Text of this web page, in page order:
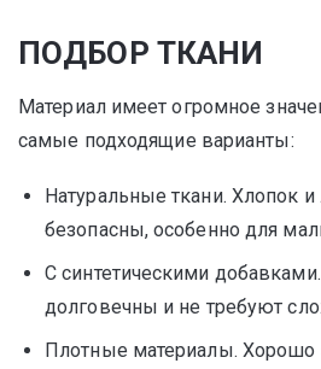
ПОДБОР ТКАНИ
Материал имеет огромное
самые подходящие варианты:
Натуральные ткани. Хлопок
безопасны, особенно для
С синтетическими
долговечны и не требуют
Плотные материалы.